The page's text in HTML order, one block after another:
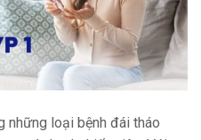
những loại bệnh đái tháo